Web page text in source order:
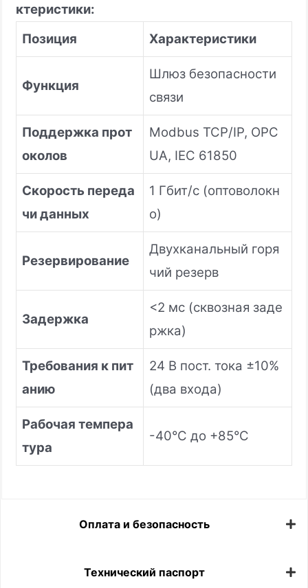
ктеристики:
Позиция
Характеристики
Функция
Шлюз безопасности
связи
Поддержка прот
околов
Modbus TCP/IP, OPC
UA, IEC 61850
Скорость переда
чи данных
1 Гбит/с (оптоволокн
о)
Резервирование
Двухканальный горя
чий резерв
Задержка
<2 мс (сквозная заде
ржка)
Требования к пит
анию
24 В пост. тока ±10%
(два входа)
Рабочая темпера
тура
-40°C до +85°C
Оплата и безопасность
Технический паспорт